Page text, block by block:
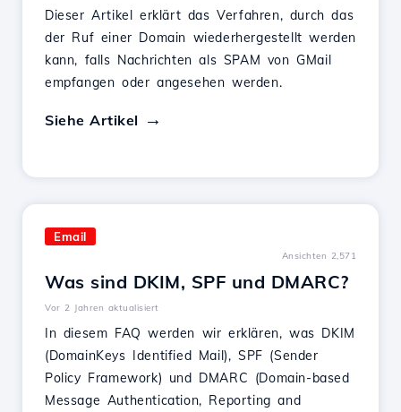
Dieser Artikel erklärt das Verfahren, durch das
der Ruf einer Domain wiederhergestellt werden
kann, falls Nachrichten als SPAM von GMail
empfangen oder angesehen werden.
Siehe Artikel
Email
Ansichten 2,571
Was sind DKIM, SPF und DMARC?
Vor 2 Jahren aktualisiert
In diesem FAQ werden wir erklären, was DKIM
(DomainKeys Identified Mail), SPF (Sender
Policy Framework) und DMARC (Domain-based
Message Authentication, Reporting and